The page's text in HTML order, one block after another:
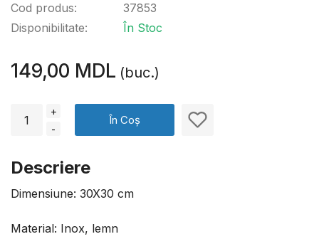
Cod produs:
Disponibilitate:
37853
În Stoc
149,00 MDL (buc.)
+
-
În Coș
Descriere
Dimensiune: 30X30 cm
Material: Inox, lemn